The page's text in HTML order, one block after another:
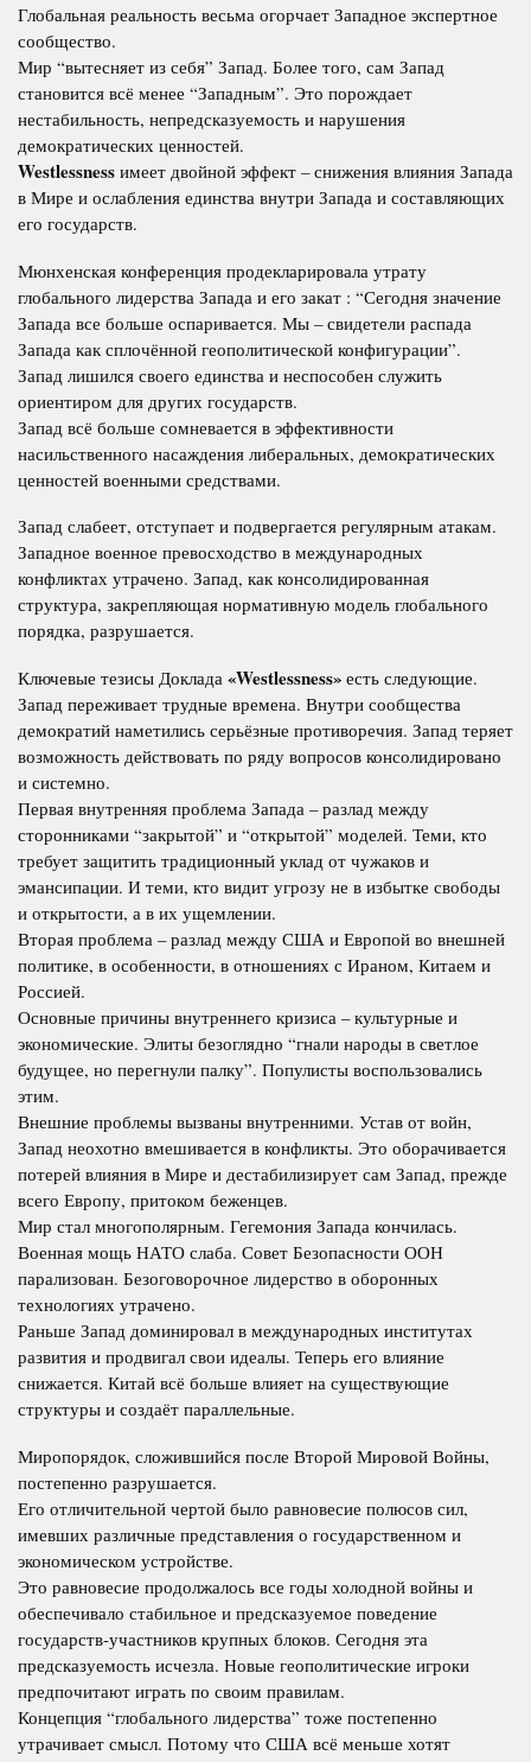
Глобальная реальность весьма огорчает Западное экспертное
сообщество.
Мир “вытесняет из себя” Запад. Более того, сам Запад
становится всё менее “Западным”. Это порождает
нестабильность, непредсказуемость и нарушения
демократических ценностей.
Westlessness имеет двойной эффект – снижения влияния Запада
в Мире и ослабления единства внутри Запада и составляющих
его государств.
Мюнхенская конференция продекларировала утрату
глобального лидерства Запада и его закат : “Сегодня значение
Запада все больше оспаривается. Мы – свидетели распада
Запада как сплочённой геополитической конфигурации”.
Запад лишился своего единства и неспособен служить
ориентиром для других государств.
Запад всё больше сомневается в эффективности
насильственного насаждения либеральных, демократических
ценностей военными средствами.
Запад слабеет, отступает и подвергается регулярным атакам.
Западное военное превосходство в международных
конфликтах утрачено. Запад, как консолидированная
структура, закрепляющая нормативную модель глобального
порядка, разрушается.
Ключевые тезисы Доклада «Westlessness» есть следующие.
Запад переживает трудные времена. Внутри сообщества
демократий наметились серьёзные противоречия. Запад теряет
возможность действовать по ряду вопросов консолидировано
и системно.
Первая внутренняя проблема Запада – разлад между
сторонниками “закрытой” и “открытой” моделей. Теми, кто
требует защитить традиционный уклад от чужаков и
эмансипации. И теми, кто видит угрозу не в избытке свободы
и открытости, а в их ущемлении.
Вторая проблема – разлад между США и Европой во внешней
политике, в особенности, в отношениях с Ираном, Китаем и
Россией.
Основные причины внутреннего кризиса – культурные и
экономические. Элиты безоглядно “гнали народы в светлое
будущее, но перегнули палку”. Популисты воспользовались
этим.
Внешние проблемы вызваны внутренними. Устав от войн,
Запад неохотно вмешивается в конфликты. Это оборачивается
потерей влияния в Мире и дестабилизирует сам Запад, прежде
всего Европу, притоком беженцев.
Мир стал многополярным. Гегемония Запада кончилась.
Военная мощь НАТО слаба. Совет Безопасности ООН
парализован. Безоговорочное лидерство в оборонных
технологиях утрачено.
Раньше Запад доминировал в международных институтах
развития и продвигал свои идеалы. Теперь его влияние
снижается. Китай всё больше влияет на существующие
структуры и создаёт параллельные.
Миропорядок, сложившийся после Второй Мировой Войны,
постепенно разрушается.
Его отличительной чертой было равновесие полюсов сил,
имевших различные представления о государственном и
экономическом устройстве.
Это равновесие продолжалось все годы холодной войны и
обеспечивало стабильное и предсказуемое поведение
государств-участников крупных блоков. Сегодня эта
предсказуемость исчезла. Новые геополитические игроки
предпочитают играть по своим правилам.
Концепция “глобального лидерства” тоже постепенно
утрачивает смысл. Потому что США всё меньше хотят